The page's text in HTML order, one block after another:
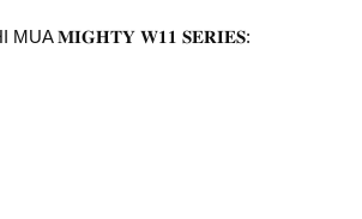
MUA 𝐌𝐈𝐆𝐇𝐓𝐘 𝐖𝟏𝟏 𝐒𝐄𝐑𝐈𝐄𝐒: